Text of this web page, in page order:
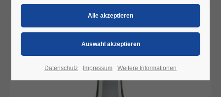
Datenschutz Impressum Weitere Informationen